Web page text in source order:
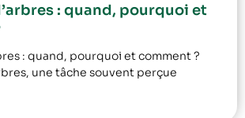
: quand, pourquoi et
: quand, pourquoi et comment ?
une tâche souvent perçue